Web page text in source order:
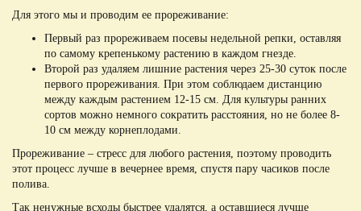
Для этого мы и проводим ее прореживание:
Первый раз прореживаем посевы недельной репки, оставляя
по самому крепенькому растению в каждом гнезде.
Второй раз удаляем лишние растения через 25-30 суток после
первого прореживания. При этом соблюдаем дистанцию
между каждым растением 12-15 см. Для культуры ранних
сортов можно немного сократить расстояния, но не более 8-
10 см между корнеплодами.
Прореживание – стресс для любого растения, поэтому проводить
этот процесс лучше в вечернее время, спустя пару часиков после
полива.
Так ненужные всходы быстрее удалятся, а оставшиеся лучше